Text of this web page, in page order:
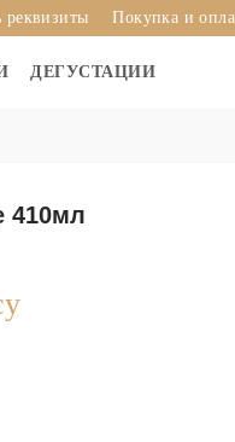
реквизиты Покупка и
ДЕГУСТАЦИИ
410мл